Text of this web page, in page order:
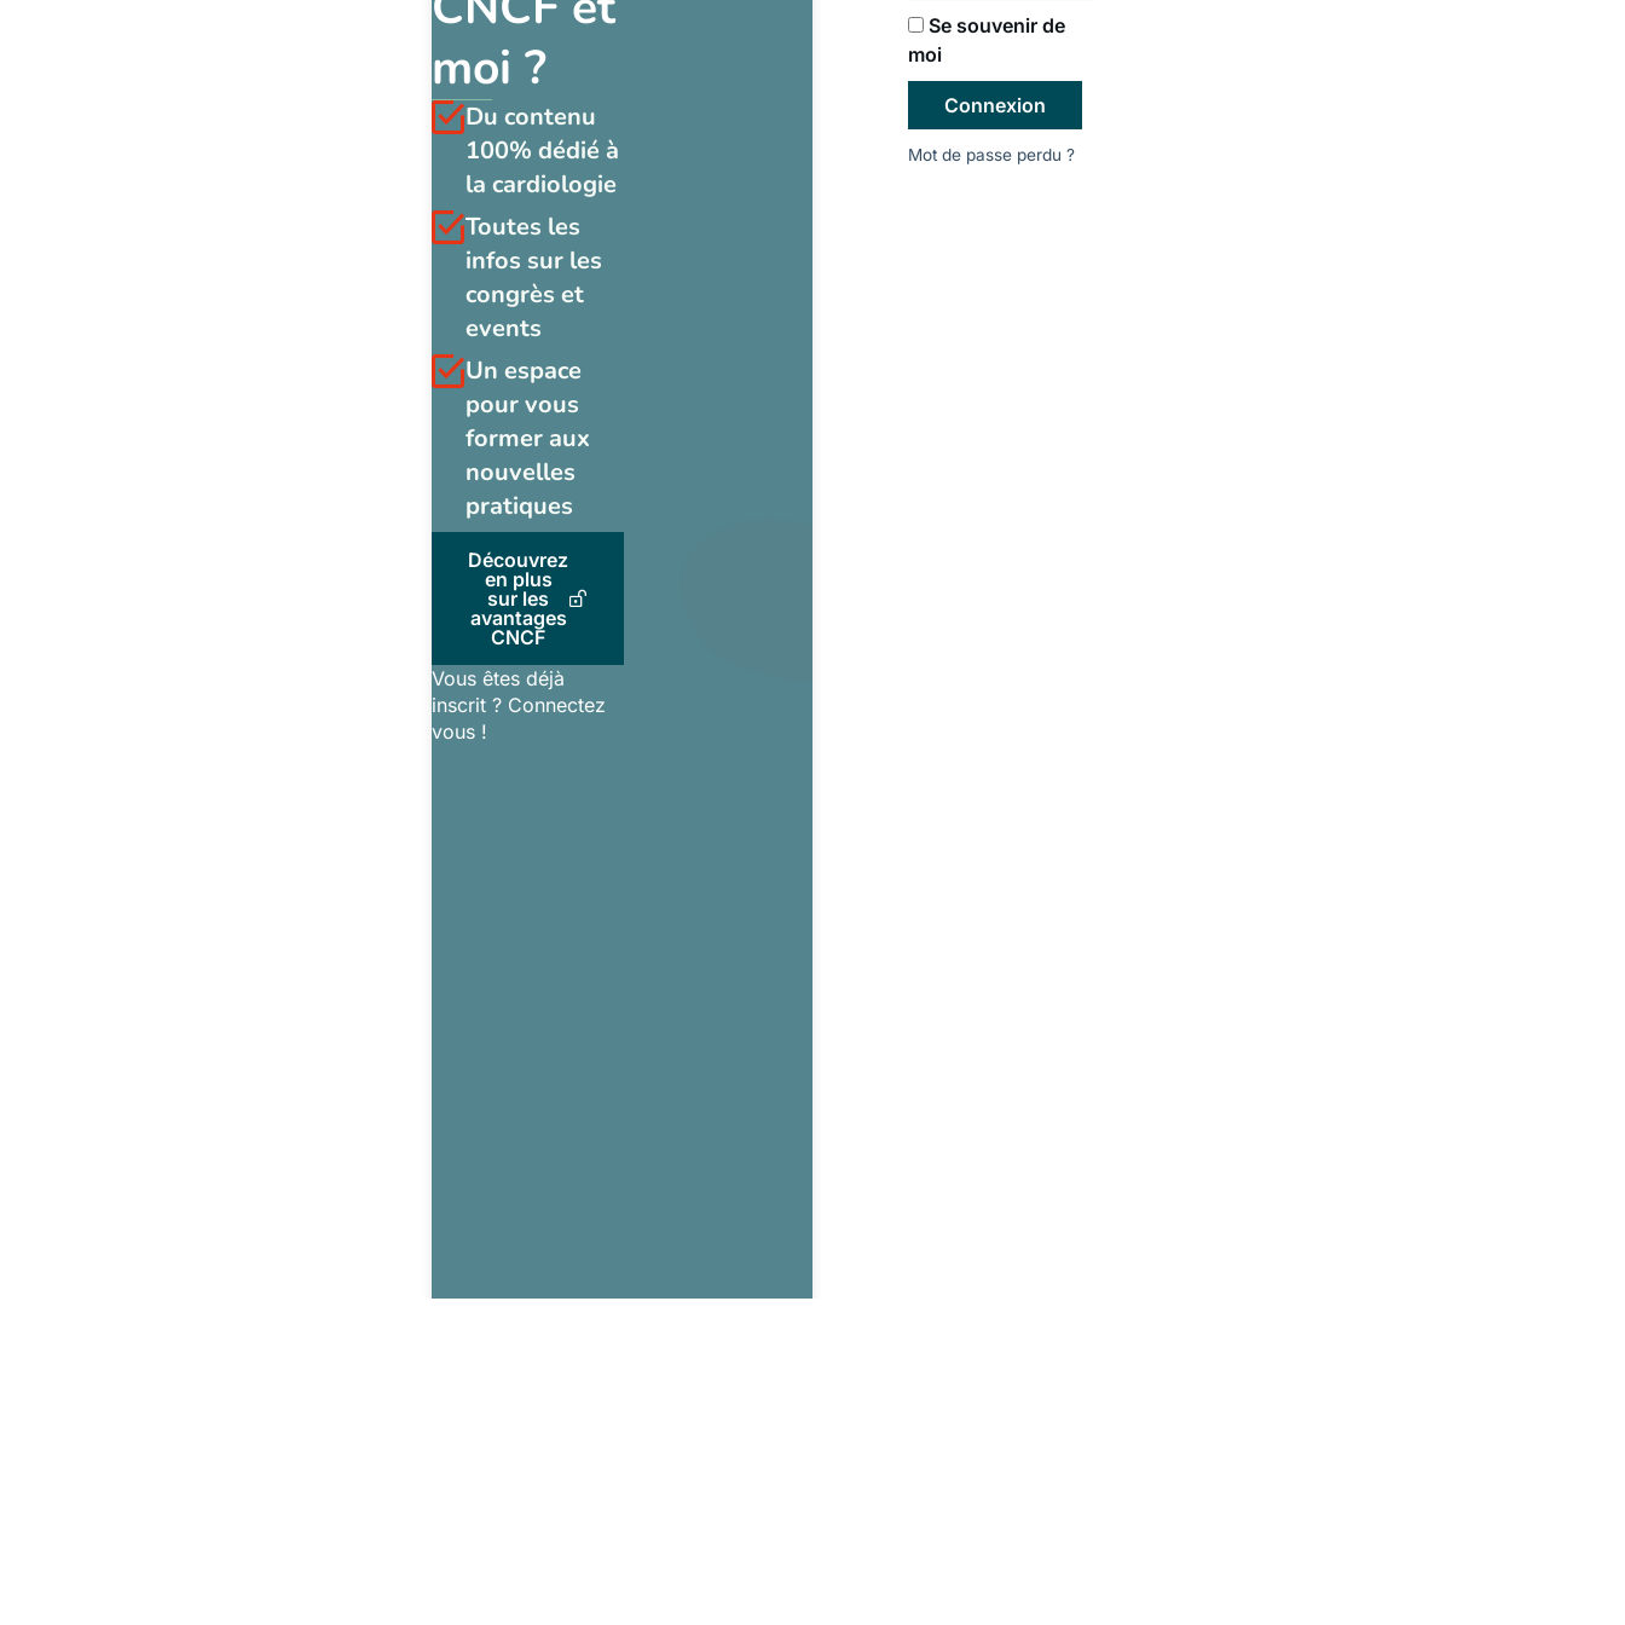
moi ?
Du contenu
100% dédié à
la cardiologie
Toutes les
infos sur les
congrès et
events
Un espace
pour vous
former aux
nouvelles
pratiques
Découvrez
en plus
sur les
avantages
CNCF
Vous êtes déjà
inscrit ? Connectez
vous !
Se souvenir de
moi
Connexion
Mot de passe perdu ?